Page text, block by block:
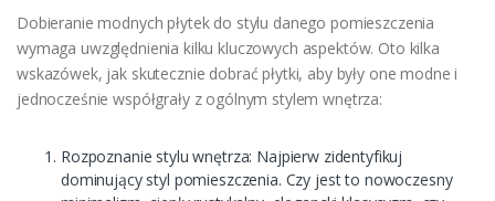
Dobieranie modnych płytek do stylu danego pomieszczenia
wymaga uwzględnienia kilku kluczowych aspektów. Oto kilka
wskazówek, jak skutecznie dobrać płytki, aby były one modne i
jednocześnie współgrały z ogólnym stylem wnętrza:
Rozpoznanie stylu wnętrza: Najpierw zidentyfikuj
dominujący styl pomieszczenia. Czy jest to nowoczesny